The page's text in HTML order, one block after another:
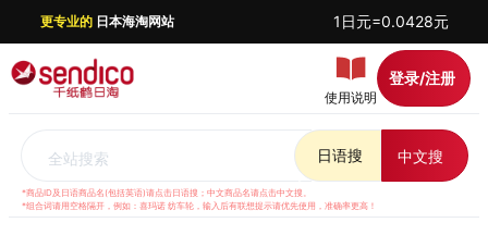
更专业的日本海淘网站 1日元=0.0428元
使用说明
登录/注册
全站搜索 日语搜 中文搜
*商品ID及日语商品名(包括英语)请点击日语搜；中文商品名请点击中文搜。
*组合词请用空格隔开，例如：喜玛诺 纺车轮，输入后有联想提示请优先使用，准确率更高！